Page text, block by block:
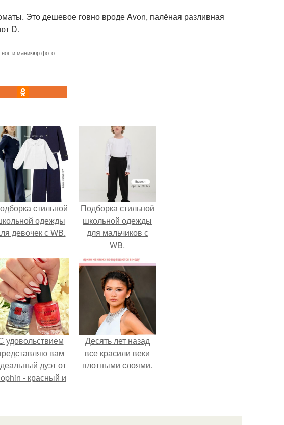
Это дешевое говно вроде Avon, палёная разливная
D.
ногти маникюр фото
стильной
одежды
девочек с WB.
Подборка стильной
школьной одежды
для мальчиков с
WB.
удовольствием
вам
дуэт от
- красный и
номер 0262.
Десять лет назад
все красили веки
плотными слоями.